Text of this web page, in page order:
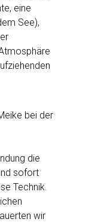
eine
See),
bei der
die
sofort
Technik.
wir